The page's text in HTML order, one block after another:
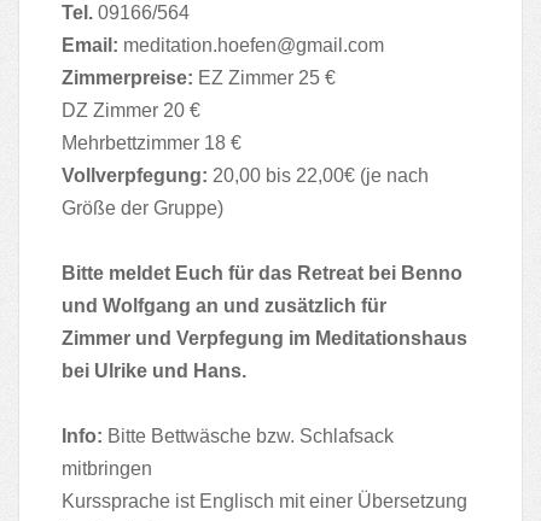
Tel. 09166/564
Email: meditation.hoefen@gmail.com
Zimmerpreise: EZ Zimmer 25 €
DZ Zimmer 20 €
Mehrbettzimmer 18 €
Vollverpfegung: 20,00 bis 22,00€ (je nach
Größe der Gruppe)
Bitte meldet Euch für das Retreat bei Benno
und Wolfgang an und zusätzlich für
Zimmer und Verpfegung im Meditationshaus
bei Ulrike und Hans.
Info: Bitte Bettwäsche bzw. Schlafsack
mitbringen
Kurssprache ist Englisch mit einer Übersetzung